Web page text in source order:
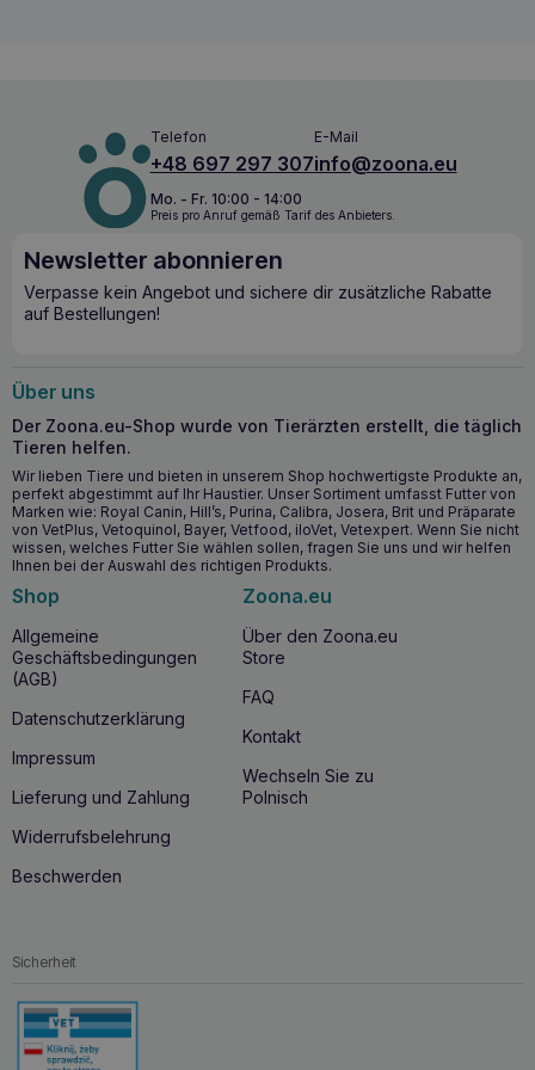
gesunde Haut.
Sättigung für wählerischen Appetit:Eine Rezeptur,
die dank einer Kombination einzigartiger
Geschmacksrichtungen selbst die wählerischsten
Westies zufriedenstellt.
Speziell entwickeltes Krocket für gesunde Zähne:
Hilft, das Risiko der Zahnsteinbildung dank
chelatbildender Calciumverbindungen zu verringern.
Highland White terrier Adult 3kg zu füttern?
ROYAL CANIN West Highland White terrier Adult 3kg
wird fürWest Highland White terrier Hunde ab einem
für erwachsene Westies, um ihre Gesundheit zu
unterstützen und die richtige Pflege ihres
charakteristischen Fells und ihrer Haut zu gewährleisten.
Warum ROYAL CANIN West Highland White
terrier Adult 3kg kaufen?
Wenn Sie sich für
ROYAL CANIN West Highland White
terrier Adult 3kgentscheiden, bieten Sie Ihrem Hund eine
Nahrung, die speziell auf seine besonderen Bedürfnisse
zugeschnitten ist. Diese spezielle Rezeptur stillt nicht nur
den anspruchsvollen Appetit Ihres Westies, sondern sorgt
auch für ein
die speziell formulierten Kroketten
zur Erhaltung der Mundhygiene bei, indem sie die
Telefon
+48 697 297 307
E-Mail
info@zoona.eu
Mo. - Fr. 10:00 - 14:00
Preis pro Anruf gemäß Tarif des Anbieters.
Newsletter abonnieren
Verpasse kein Angebot und sichere dir zusätzliche Rabatte
auf Bestellungen!
Über uns
Der Zoona.eu-Shop wurde von Tierärzten erstellt, die täglich
Tieren helfen.
Wir lieben Tiere und bieten in unserem Shop hochwertigste Produkte an,
perfekt abgestimmt auf Ihr Haustier. Unser Sortiment umfasst Futter von
Marken wie: Royal Canin, Hill’s, Purina, Calibra, Josera, Brit und Präparate
von VetPlus, Vetoquinol, Bayer, Vetfood, iloVet, Vetexpert. Wenn Sie nicht
wissen, welches Futter Sie wählen sollen, fragen Sie uns und wir helfen
Ihnen bei der Auswahl des richtigen Produkts.
Shop
Allgemeine
Geschäftsbedingungen
(AGB)
Datenschutzerklärung
Impressum
Lieferung und Zahlung
Widerrufsbelehrung
Beschwerden
Zoona.eu
Über den Zoona.eu
Store
FAQ
Kontakt
Wechseln Sie zu
Polnisch
Sicherheit